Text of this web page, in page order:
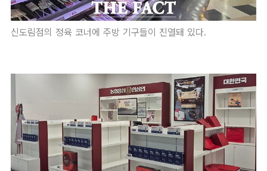
신도림점의 정육 코너에 주방 기구들이 진열돼 있다.